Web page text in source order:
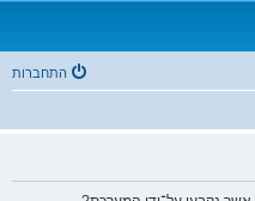
התחברות